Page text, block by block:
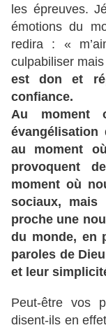
les épreuves.
émotions du
redira : «
culpabiliser
est don et
confiance.
Au moment
au moment
provoquent
moment où
sociaux,
proche une
du monde, en
paroles de
et leur
Peut-être vos
disent-ils en